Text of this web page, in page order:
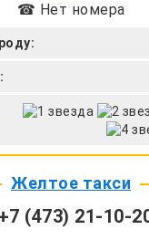
☎ Нет номера
Желтое такси
(473) 21-10-